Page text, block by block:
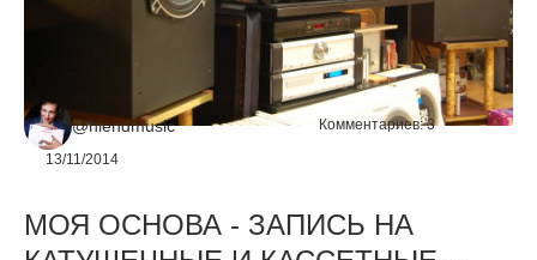
@hiendmusic
13/11/2014
Комментариев:3
МОЯ ОСНОВА - ЗАПИСЬ НА